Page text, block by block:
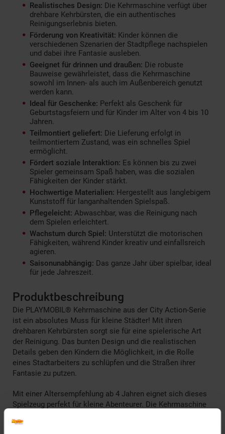
Realistisches Design: Die Kehrmaschine verfügt über
drehbare Kehrbürsten, die ein authentisches
Reinigungserlebnis bieten.
Förderung von Kreativität: Kinder können die
verschiedenen Szenarien der Stadtpflege nachspielen
und dabei ihre Fantasie ausleben.
Geeignet für drinnen und draußen: Die robuste
Bauweise gewährleistet, dass die Kehrmaschine
sowohl im Innen- als auch im Außenbereich genutzt
werden kann.
Ideal für Geschenke: Perfekt als Geschenk für
Geburtstagsfeiern und für Kinder im Alter von 4 bis 10
Jahren.
Teilmontiert geliefert: Die Lieferung erfolgt in
teilmontiertem Zustand, was ein schnelles Spiel
ermöglicht.
Fördert soziale Interaktion: Es können bis zu zwei
Spieler gemeinsam Spaß haben, was die sozialen
Fähigkeiten der Kinder stärkt.
Hochwertige Materialien: Hergestellt aus langlebigem
Kunststoff für langanhaltenden Spielspaß.
Pflegeleicht: Abwaschbar, was die Reinigung nach
dem Spielen erleichtert.
Wachstum durch Spiel: Unterstützt die motorischen
Fähigkeiten, während Kinder kreativ und einfallsreich
agieren.
Saisonunabhängig: Das ganze Jahr über spielbar, ideal
für jede Jahreszeit.
Produktbeschreibung
Die PLAYMOBIL® Kehrmaschine aus der City Action-Serie
ist ein absolutes Muss für kleine Städter! Mit ihren
drehbaren Kehrbürsten sorgt sie für eine spielerische Art
der Reinigung. Das bunten Design und die realistischen
Details geben den Kindern die Möglichkeit, in die Rolle
eines Stadtarbeiters zu schlüpfen und die Straßen ihrer
Fantasie zu putzen.
Mit einer Altersempfehlung ab 4 Jahren eignet sich dieses
Spielzeug perfekt für kleine Abenteurer. Die Kehrmaschine
Hand-Augen-Koordination und die Kreativität. Der leicht zu